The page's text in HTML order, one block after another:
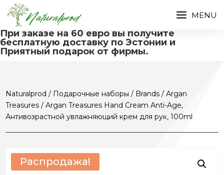
При заказе на 60 евро вы получите
бесплатную доставку по Эстонии и
Приятный подарок от фирмы.
Naturalprod / Подарочные наборы / Brands /Argan
Treasures / Argan Treasures Hand Cream Anti-Age,
Антивозрастной увлажняющий крем для рук, 100ml
Распродажа!